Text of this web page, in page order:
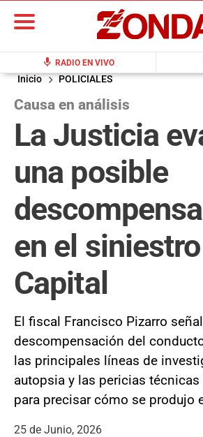
mic RADIO EN VIVO
Inicio POLICIALES
Causa en análisis
La Justicia
una posible
en el
Capital
El fiscal Francisco Pizarro
descompensación del
las principales líneas de
autopsia y las pericias técnicas
para precisar cómo se produjo
25 de Junio, 2026